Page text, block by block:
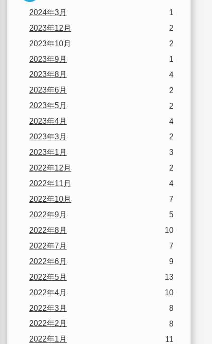
2024年3月
1
2023年12月
2
2023年10月
2
2023年9月
1
2023年8月
4
2023年6月
2
2023年5月
2
2023年4月
4
2023年3月
2
2023年1月
3
2022年12月
2
2022年11月
4
2022年10月
7
2022年9月
5
2022年8月
10
2022年7月
7
2022年6月
9
2022年5月
13
2022年4月
10
2022年3月
8
2022年2月
8
2022年1月
11